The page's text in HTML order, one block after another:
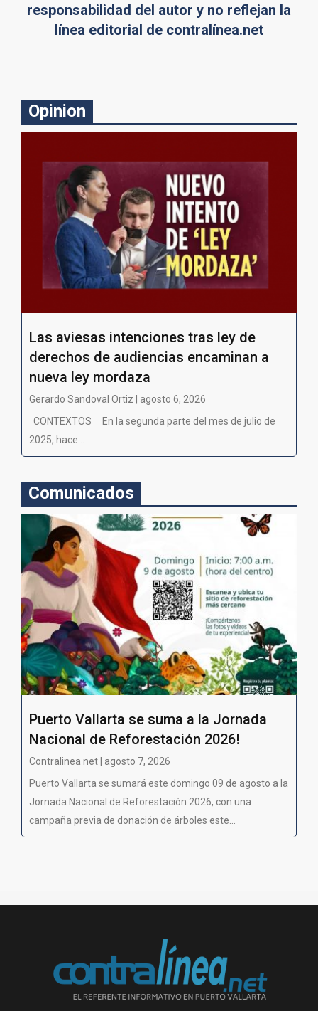
responsabilidad del autor y no reflejan la
línea editorial de contralínea.net
Opinion
Las aviesas intenciones tras ley de
derechos de audiencias encaminan a
nueva ley mordaza
Gerardo Sandoval Ortiz | agosto 6, 2026
CONTEXTOS En la segunda parte del mes de julio de
2025, hace...
Comunicados
Puerto Vallarta se suma a la Jornada
Nacional de Reforestación 2026!
Contralinea net | agosto 7, 2026
Puerto Vallarta se sumará este domingo 09 de agosto a la
Jornada Nacional de Reforestación 2026, con una
campaña previa de donación de árboles este...